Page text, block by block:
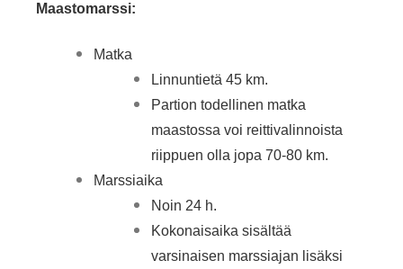
Maastomarssi:
Matka
Linnuntietä 45 km.
Partion todellinen matka
maastossa voi reittivalinnoista
riippuen olla jopa 70-80 km.
Marssiaika
Noin 24 h.
Kokonaisaika sisältää
varsinaisen marssiajan lisäksi